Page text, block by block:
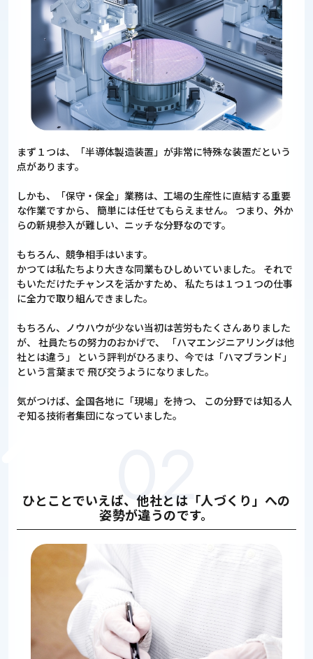
まず１つは、「半導体製造装置」が非常に特殊な装置だという
点があります。
しかも、「保守・保全」業務は、工場の生産性に直結する重要
な作業ですから、 簡単には任せてもらえません。
つまり、外か
らの新規参入が難しい、ニッチな分野なのです。
もちろん、競争相手はいます。
かつては私たちより大きな同業もひしめいていました。
それで
もいただけたチャンスを活かすため、 私たちは１つ１つの仕事
に全力で取り組んできました。
もちろん、ノウハウが少ない当初は苦労もたくさんありました
が、 社員たちの努力のおかげで、 「ハマエンジニアリングは他
社とは違う」
という評判がひろまり、今では「ハマブランド」
という言葉まで 飛び交うようになりました。
気がつけば、全国各地に「現場」を持つ、
この分野では知る人
ぞ知る技術者集団になっていました。
ひとことでいえば、他社とは「人づくり」への
姿勢が違うのです。